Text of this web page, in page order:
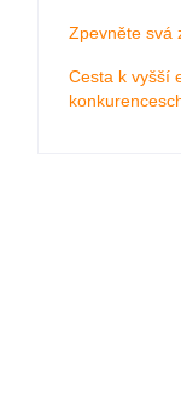
Zpevněte svá
Cesta k vyšší